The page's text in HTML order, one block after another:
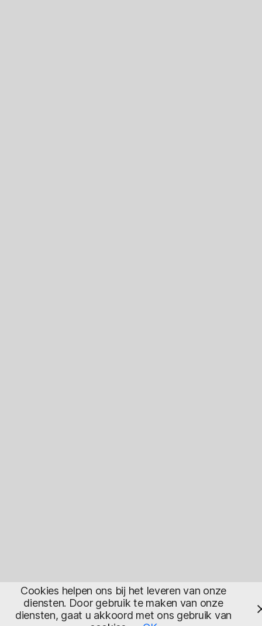
Cookies helpen ons bij het leveren van onze
diensten. Door gebruik te maken van onze
diensten, gaat u akkoord met ons gebruik van